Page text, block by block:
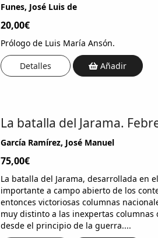
Funes, José Luis de
20,00€
Prólogo de Luis María Ansón.
Detalles Añadir
La batalla del Jarama.
García Ramírez, José Manuel
75,00€
La batalla del Jarama, desarrollada en
importante a campo abierto de los
entonces victoriosas columnas
muy distinto a las inexpertas
desde el principio de la guerra....